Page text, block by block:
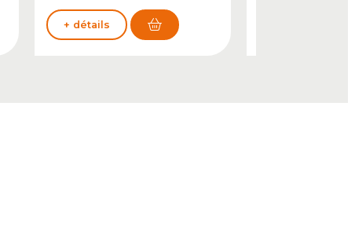
+ détails